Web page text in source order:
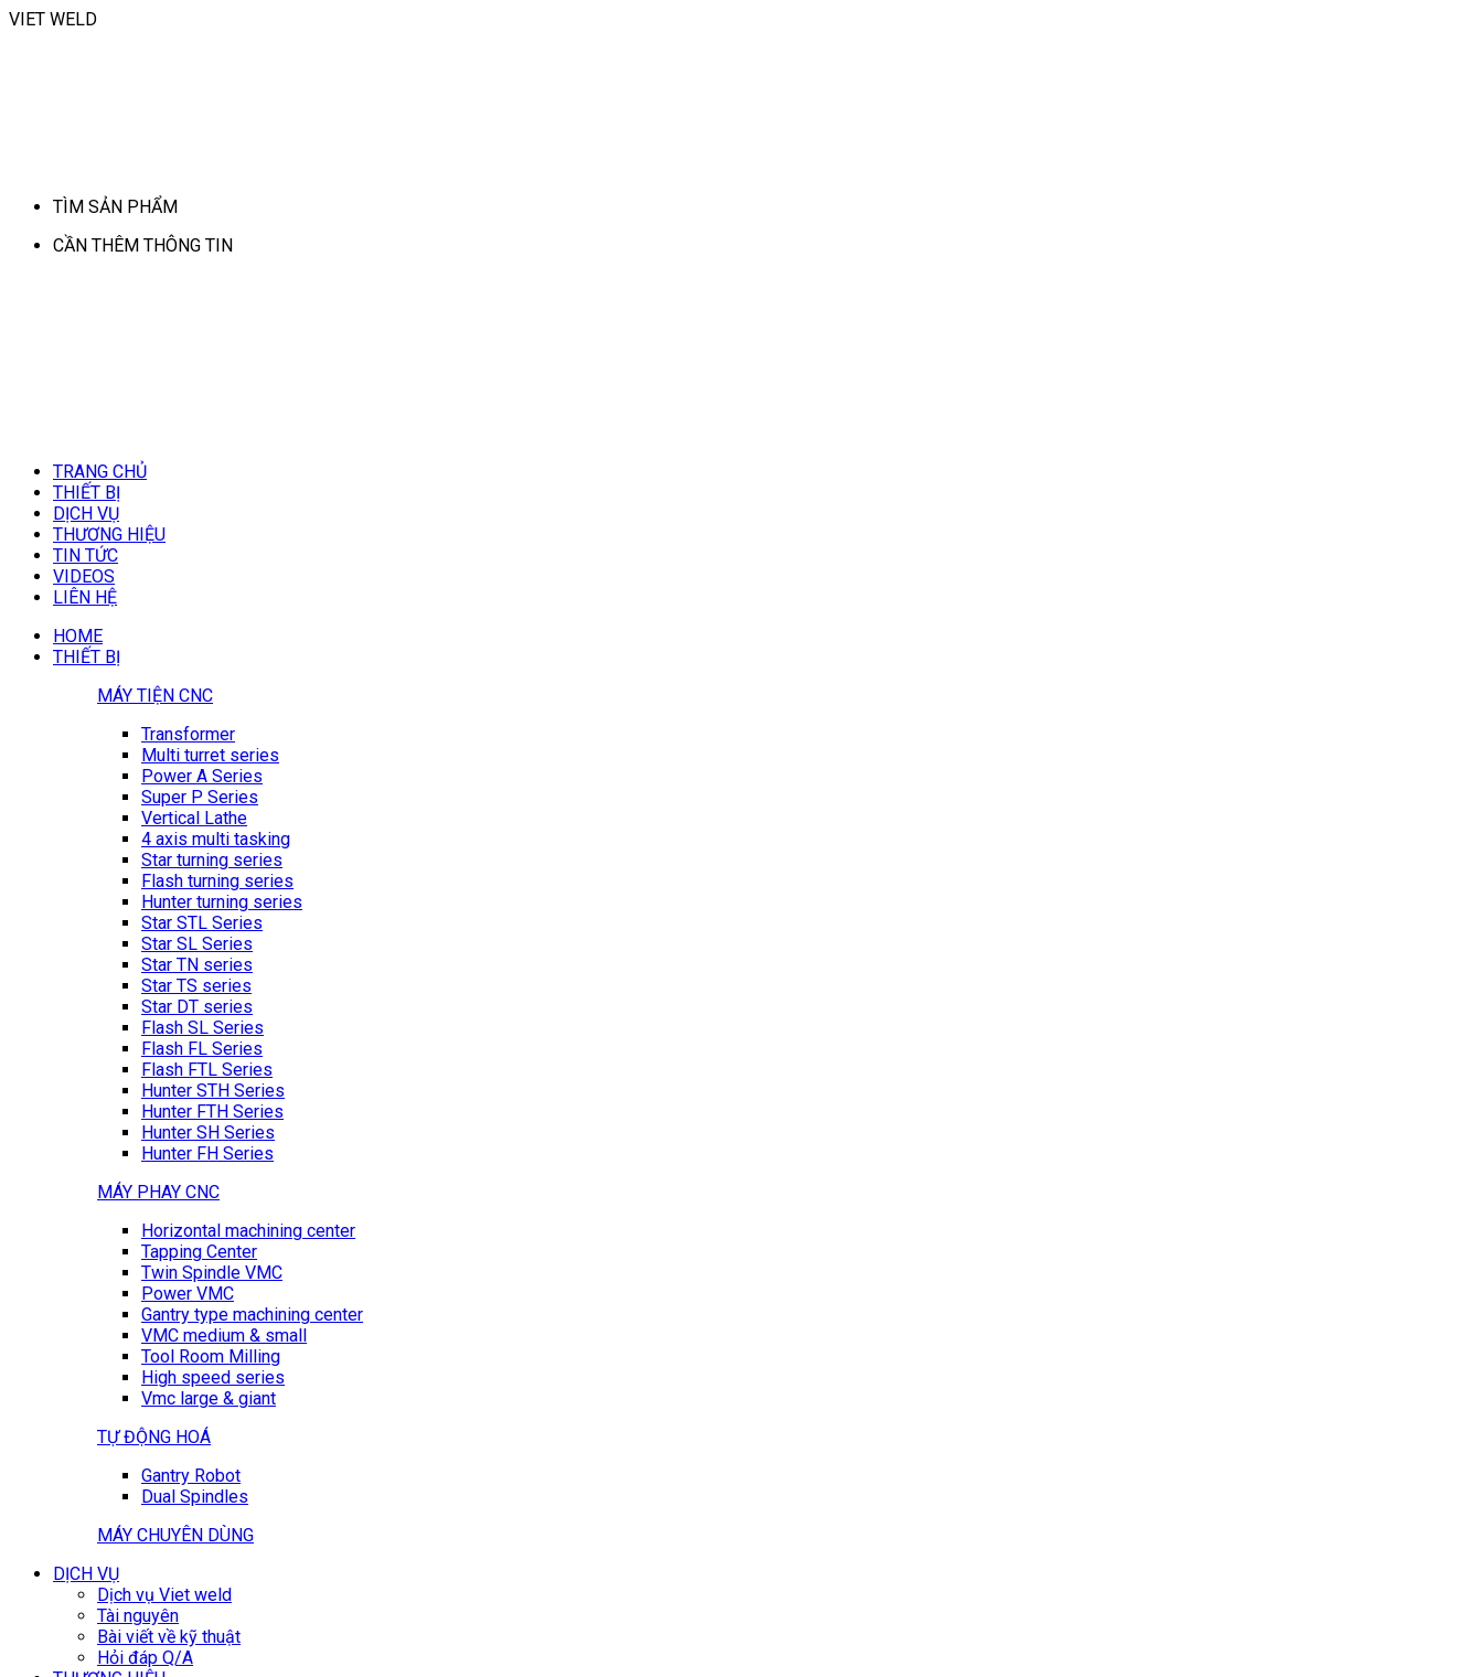
VIET WELD
TÌM SẢN PHẨM
CẦN THÊM THÔNG TIN
TRANG CHỦ
THIẾT BỊ
DỊCH VỤ
THƯƠNG HIỆU
TIN TỨC
VIDEOS
LIÊN HỆ
HOME
THIẾT BỊ
MÁY TIỆN CNC
Transformer
Multi turret series
Power A Series
Super P Series
Vertical Lathe
4 axis multi tasking
Star turning series
Flash turning series
Hunter turning series
Star STL Series
Star SL Series
Star TN series
Star TS series
Star DT series
Flash SL Series
Flash FL Series
Flash FTL Series
Hunter STH Series
Hunter FTH Series
Hunter SH Series
Hunter FH Series
MÁY PHAY CNC
Horizontal machining center
Tapping Center
Twin Spindle VMC
Power VMC
Gantry type machining center
VMC medium & small
Tool Room Milling
High speed series
Vmc large & giant
TỰ ĐỘNG HOÁ
Gantry Robot
Dual Spindles
MÁY CHUYÊN DÙNG
DỊCH VỤ
Dịch vụ Viet weld
Tài nguyên
Bài viết về kỹ thuật
Hỏi đáp Q/A